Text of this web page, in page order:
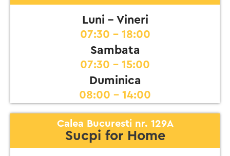
Luni - Vineri
07:30 - 18:00
Sambata
07:30 - 15:00
Duminica
08:00 - 14:00
Calea Bucuresti nr. 129A
Sucpi for Home